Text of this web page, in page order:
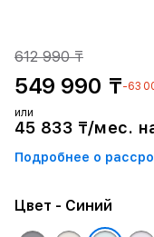
612 990 ₸
549 990 ₸-63
или
45 833 ₸/мес.
Подробнее о
Цвет - Синий